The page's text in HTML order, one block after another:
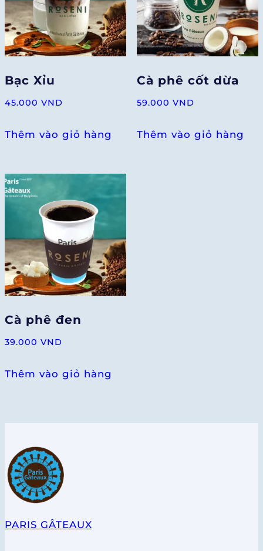
Bạc Xỉu
45.000 VND
Thêm vào giỏ hàng
Cà phê cốt dừa
59.000 VND
Thêm vào giỏ hàng
Cà phê đen
39.000 VND
Thêm vào giỏ hàng
PARIS GÂTEAUX